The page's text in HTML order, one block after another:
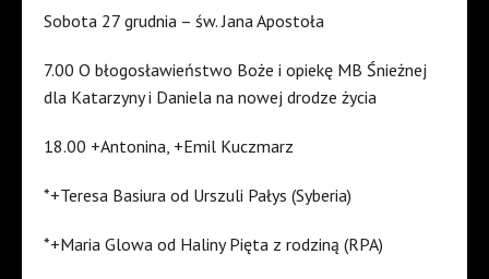
Sobota 27 grudnia – św. Jana Apostoła
7.00 O błogosławieństwo Boże i opiekę MB Śnieżnej
dla Katarzyny i Daniela na nowej drodze życia
18.00 +Antonina, +Emil Kuczmarz
*+Teresa Basiura od Urszuli Pałys (Syberia)
*+Maria Glowa od Haliny Pięta z rodziną (RPA)